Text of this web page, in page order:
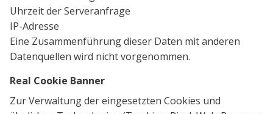
Uhrzeit der Serveranfrage
IP-Adresse
Eine Zusammenführung dieser Daten mit anderen
Datenquellen wird nicht vorgenommen.
Real Cookie Banner
Zur Verwaltung der eingesetzten Cookies und